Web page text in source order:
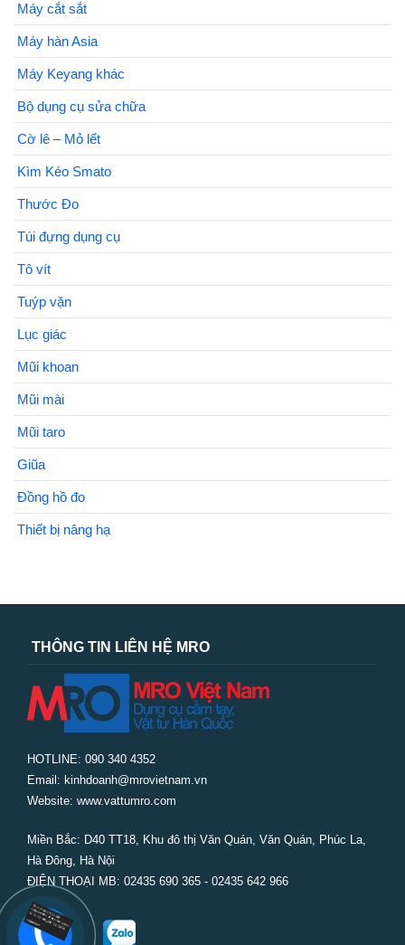
Máy cắt sắt
Máy hàn Asia
Máy Keyang khác
Bộ dụng cụ sửa chữa
Cờ lê – Mỏ lết
Kìm Kéo Smato
Thước Đo
Túi đựng dụng cụ
Tô vít
Tuýp vặn
Lục giác
Mũi khoan
Mũi mài
Mũi taro
Giũa
Đồng hồ đo
Thiết bị nâng hạ
THÔNG TIN LIÊN HỆ MRO
HOTLINE: 090 340 4352
Email: kinhdoanh@mrovietnam.vn
Website: www.vattumro.com
Miền Bắc: D40 TT18, Khu đô thị Văn Quán, Văn Quán, Phúc La,
Hà Đông, Hà Nội
ĐIỆN THOẠI MB: 02435 690 365 - 02435 642 966